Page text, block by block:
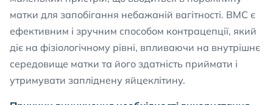
матки для запобігання небажаній вагітності. ВМС є
ефективним і зручним способом контрацепції, який
діє на фізіологічному рівні, впливаючи на внутрішнє
середовище матки та його здатність приймати і
утримувати запліднену яйцеклітину.